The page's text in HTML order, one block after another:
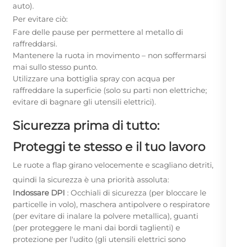
auto).
Per evitare ciò:
Fare delle pause per permettere al metallo di
raffreddarsi.
Mantenere la ruota in movimento – non soffermarsi
mai sullo stesso punto.
Utilizzare una bottiglia spray con acqua per
raffreddare la superficie (solo su parti non elettriche;
evitare di bagnare gli utensili elettrici).
Sicurezza prima di tutto:
Proteggi te stesso e il tuo lavoro
Le ruote a flap girano velocemente e scagliano detriti,
quindi la sicurezza è una priorità assoluta:
Indossare DPI : Occhiali di sicurezza (per bloccare le
particelle in volo), maschera antipolvere o respiratore
(per evitare di inalare la polvere metallica), guanti
(per proteggere le mani dai bordi taglienti) e
protezione per l'udito (gli utensili elettrici sono